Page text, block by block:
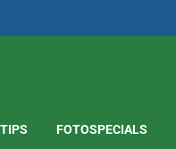
FOTOSPECIALS